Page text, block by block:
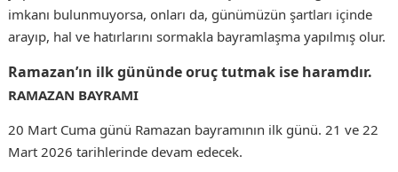
imkanı bulunmuyorsa, onları da, günümüzün şartları içinde
arayıp, hal ve hatırlarını sormakla bayramlaşma yapılmış olur.
Ramazan’ın ilk gününde oruç tutmak ise haramdır.
RAMAZAN BAYRAMI
20 Mart Cuma günü Ramazan bayramının ilk günü. 21 ve 22
Mart 2026 tarihlerinde devam edecek.